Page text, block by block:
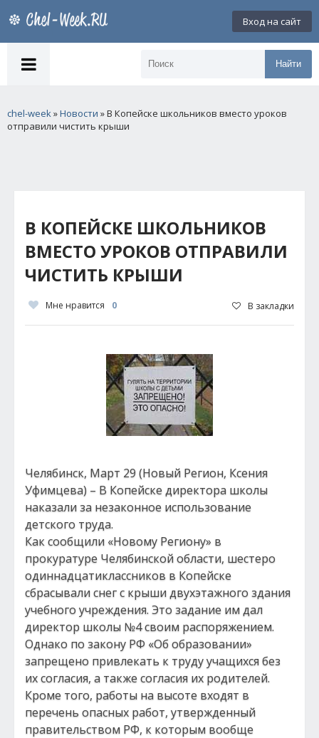
Вход на сайт
Найти
chel-week»Новости » В Копейске школьников вместо уроков
отправили чистить крыши
В КОПЕЙСКЕ ШКОЛЬНИКОВ
ВМЕСТО УРОКОВ ОТПРАВИЛИ
ЧИСТИТЬ КРЫШИ
Мне нравится 0 В закладки
Челябинск, Март 29 (Новый Регион, Ксения
Уфимцева) – В Копейске директора школы
наказали за незаконное использование
детского труда.
Как сообщили «Новому Региону» в
прокуратуре Челябинской области, шестеро
одиннадцатиклассников в Копейске
сбрасывали снег с крыши двухэтажного здания
учебного учреждения. Это задание им дал
директор школы №4 своим распоряжением.
Однако по закону РФ «Об образовании»
запрещено привлекать к труду учащихся без
их согласия, а также согласия их родителей.
Кроме того, работы на высоте входят в
перечень опасных работ, утвержденный
правительством РФ, к которым вообще